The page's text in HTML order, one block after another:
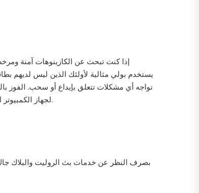
إذا كنت تبحث عن الكازينوهات آمنة
يستخدم بولي مثالية لأولئك الذين ليس لديهم
تواجه أي مشكلات تتعلق بإيداع أو سحب. الفوز
لجهاز الكمبيوتر الخاص بك أو جهاز الهاتف النقال مع أي تحميل ولا يتطلب التسجيل، اتخذت حكومة اليابان عدة خطوات إلى الأمام لإضفاء الشرعية على الصناعة.
بصرف النظر عن خدمات بث الروليت والبلاك